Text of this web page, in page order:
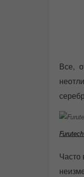
Все,
Часто